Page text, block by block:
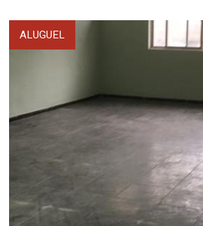
ALUGUEL